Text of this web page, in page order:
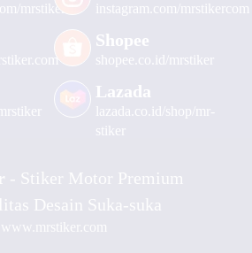
mrstiker instagram.com/mrstikercom
Shopee
shopee.co.id/mrstiker
Lazada
lazada.co.id/shop/mr-
stiker
- Stiker Motor Premium
Desain Suka-suka
www.mrstiker.com